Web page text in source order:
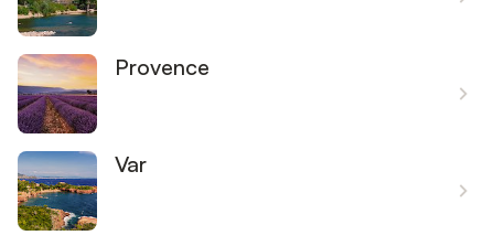
Provence
Var